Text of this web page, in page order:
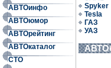
АВТОинфо
АВТОюмор
АВТОрейтинг
АВТОкаталог
СТО
Spyker
Tesla
ГАЗ
УАЗ